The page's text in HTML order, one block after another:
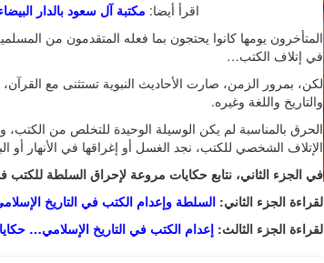
اقرأ أيضا: مكتبة آل سعود بالدار البيضاء: أزيد من 800 ألف
المتأخرون يومها كانوا يحتجون بما فعله المتقدمون من
في إتلاف الكتب…
لكن، بمرور الزمن، صارت الأحاديث النبوية تستثنى مع
والتاريخ واللغة وغيره.
الحرق بالمناسبة لم يكن الوسيلة الوحيدة للتخلص من الكتب،
الإتلاف الشخصي للكتب، نجد الغسل أو إغراقها في الأنهار أو
في الجزء الثاني، نتابع حكايات مروعة لإحراق السلطة للكتب
لقراءة الجزء الثاني: السلطة وإعدام الكتب في التاريخ
لقراءة الجزء الثالث: إعدام الكتب في التاريخ الإسلامي…